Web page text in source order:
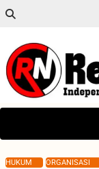
Skip
content
HUKUM ORGANISASI